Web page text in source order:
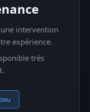
intervention
expérience.
très